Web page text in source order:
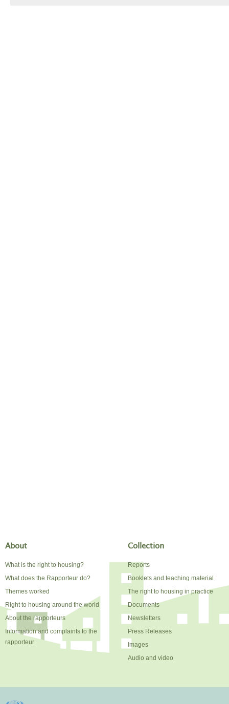
About
What is the right to housing?
What does the Rapporteur do?
Themes worked
Right to housing around the world
About the rapporteurs
Information and complaints to the
rapporteur
Collection
Reports
Booklets and teaching material
The right to housing in practice
Documents
Newsletters
Press Releases
Images
Audio and video